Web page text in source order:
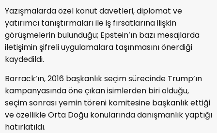
Yazışmalarda özel konut davetleri, diplomat ve
yatırımcı tanıştırmaları ile iş fırsatlarına ilişkin
görüşmelerin bulunduğu; Epstein’ın bazı mesajlarda
iletişimin şifreli uygulamalara taşınmasını önerdiği
kaydedildi.
Barrack’ın, 2016 başkanlık seçim sürecinde Trump’ın
kampanyasında öne çıkan isimlerden biri olduğu,
seçim sonrası yemin töreni komitesine başkanlık ettiği
ve özellikle Orta Doğu konularında danışmanlık yaptığı
hatırlatıldı.